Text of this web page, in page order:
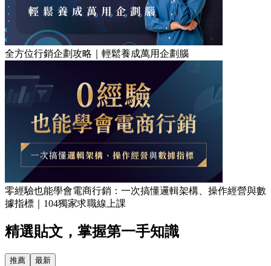
全方位行銷企劃攻略｜輕鬆養成萬用企劃腦
零經驗也能學會電商行銷：一次搞懂邏輯架構、操作經營與數
據指標｜104獨家求職線上課
精選貼文，掌握第一手知識
推薦 最新